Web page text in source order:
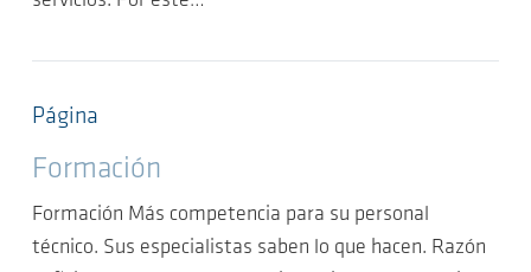
Página
Formación
Formación Más competencia para su personal
técnico. Sus especialistas saben lo que hacen. Razón